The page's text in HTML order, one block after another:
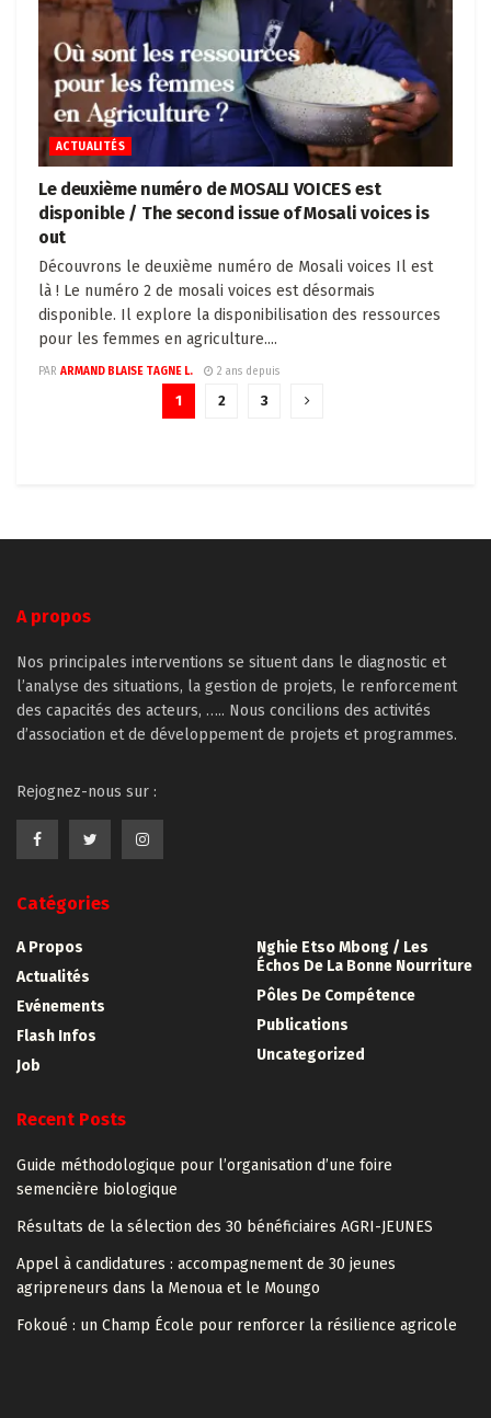
ACTUALITÉS
Le deuxième numéro de MOSALI VOICES est
disponible / The second issue of Mosali voices is
out
Découvrons le deuxième numéro de Mosali voices Il est
là ! Le numéro 2 de mosali voices est désormais
disponible. Il explore la disponibilisation des ressources
pour les femmes en agriculture....
PAR ARMAND BLAISE TAGNE L. 2 ans depuis
1 2 3
A propos
Nos principales interventions se situent dans le diagnostic et
l’analyse des situations, la gestion de projets, le renforcement
des capacités des acteurs, ….. Nous concilions des activités
d’association et de développement de projets et programmes.
Rejognez-nous sur :
Catégories
A Propos
Actualités
Evénements
Flash Infos
Job
Nghie Etso Mbong / Les
Échos De La Bonne Nourriture
Pôles De Compétence
Publications
Uncategorized
Recent Posts
Guide méthodologique pour l’organisation d’une foire
semencière biologique
Résultats de la sélection des 30 bénéficiaires AGRI-JEUNES
Appel à candidatures : accompagnement de 30 jeunes
agripreneurs dans la Menoua et le Moungo
Fokoué : un Champ École pour renforcer la résilience agricole